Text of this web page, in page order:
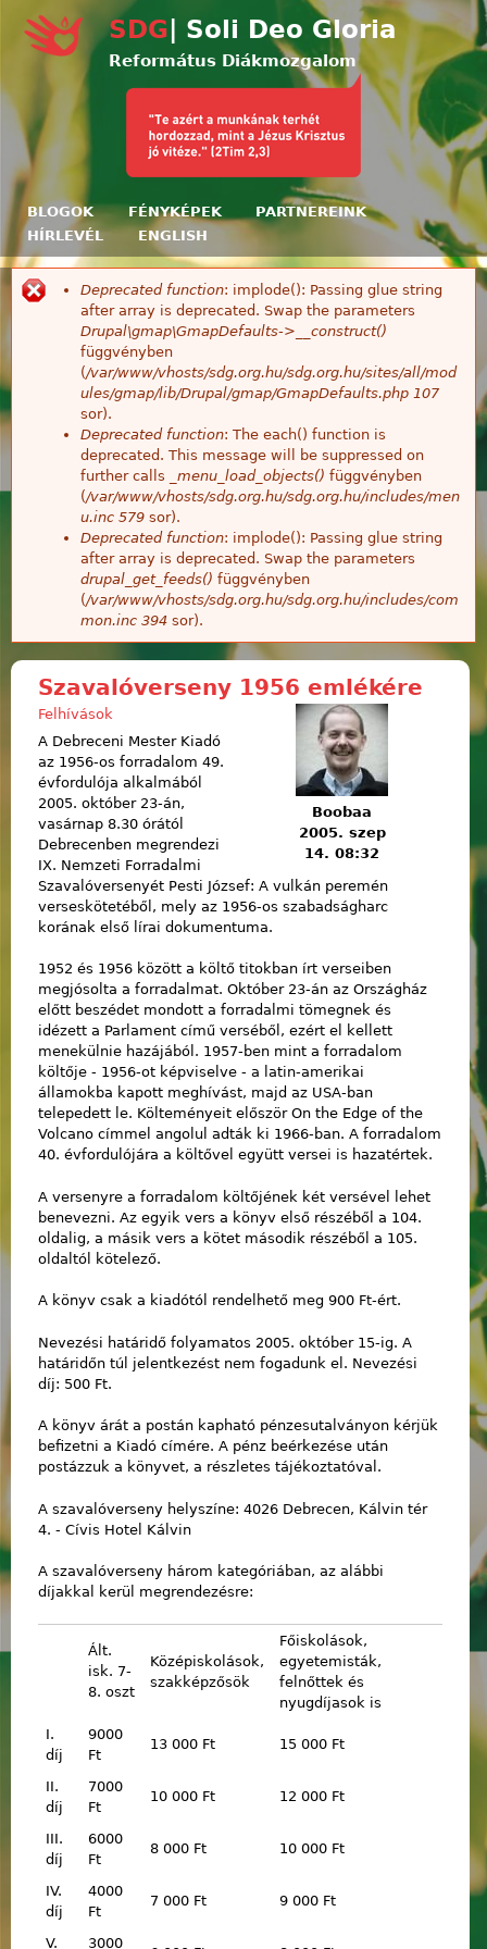
SDG | Soli Deo Gloria
Református Diákmozgalom
BLOGOK FÉNYKÉPEK
PARTNEREINK
HÍRLEVÉL
ENGLISH
Hibaüzenet
Deprecated function: implode(): Passing glue string
after array is deprecated. Swap the parameters
Drupal\gmap\GmapDefaults->__construct()
függvényben
(/var/www/vhosts/sdg.org.hu/sdg.org.hu/sites/all/mod
ules/gmap/lib/Drupal/gmap/GmapDefaults.php 107
sor).
Deprecated function: The each() function is
deprecated. This message will be suppressed on
further calls
_menu_load_objects() függvényben
(/var/www/vhosts/sdg.org.hu/sdg.org.hu/includes/men
u.inc 579 sor).
Deprecated function: implode(): Passing glue string
after array is deprecated. Swap the parameters
drupal_get_feeds() függvényben
(/var/www/vhosts/sdg.org.hu/sdg.org.hu/includes/com
mon.inc 394 sor).
Szavalóverseny 1956 emlékére
Boobaa
2005. szep
14. 08:32
Felhívások
A Debreceni Mester Kiadó
az 1956-os forradalom 49.
évfordulója alkalmából
2005. október 23-án,
vasárnap 8.30 órától
Debrecenben megrendezi
IX. Nemzeti Forradalmi
Szavalóversenyét Pesti József: A vulkán peremén
verseskötetéből, mely az 1956-os szabadságharc
korának első lírai dokumentuma.
1952 és 1956 között a költő titokban írt verseiben
megjósolta a forradalmat. Október 23-án az Országház
előtt beszédet mondott a forradalmi tömegnek és
idézett a Parlament című verséből, ezért el kellett
menekülnie hazájából. 1957-ben mint a forradalom
költője - 1956-ot képviselve - a latin-amerikai
államokba kapott meghívást, majd az USA-ban
telepedett le. Költeményeit először On the Edge of the
Volcano címmel angolul adták ki 1966-ban. A forradalom
40. évfordulójára a költővel együtt versei is hazatértek.
A versenyre a forradalom költőjének két versével lehet
benevezni. Az egyik vers a könyv első részéből a 104.
oldalig, a másik vers a kötet második részéből a 105.
oldaltól kötelező.
A könyv csak a kiadótól rendelhető meg 900 Ft-ért.
Nevezési határidő folyamatos 2005. október 15-ig. A
határidőn túl jelentkezést nem fogadunk el. Nevezési
díj: 500 Ft.
A könyv árát a postán kapható pénzesutalványon kérjük
befizetni a Kiadó címére. A pénz beérkezése után
postázzuk a könyvet, a részletes tájékoztatóval.
A szavalóverseny helyszíne: 4026 Debrecen, Kálvin tér
4. - Cívis Hotel Kálvin
A szavalóverseny három kategóriában, az alábbi
díjakkal kerül megrendezésre:
Ált.
isk. 7-
8. oszt
Középiskolások,
szakképzősök
Főiskolások,
egyetemisták,
felnőttek és
nyugdíjasok is
I.
díj
9000
Ft
13 000 Ft 15 000 Ft
II.
díj
7000
Ft
10 000 Ft 12 000 Ft
III.
díj
6000
Ft
8 000 Ft 10 000 Ft
IV.
díj
4000
Ft
7 000 Ft 9 000 Ft
V. 3000